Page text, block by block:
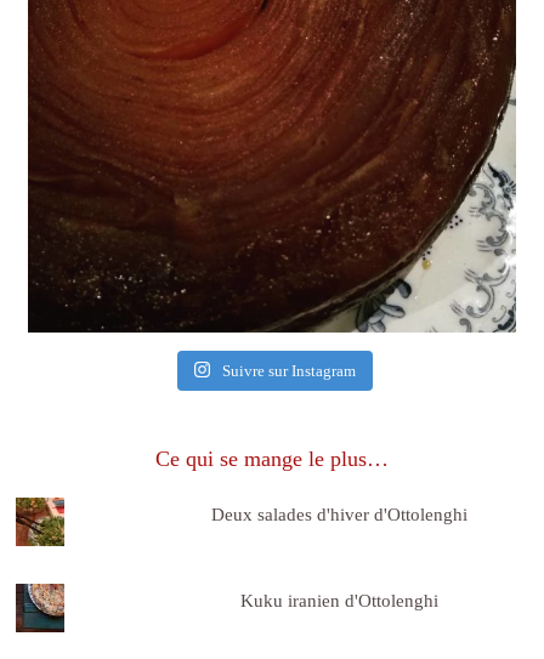
Suivre sur Instagram
Ce qui se mange le plus…
Deux salades d'hiver d'Ottolenghi
Kuku iranien d'Ottolenghi